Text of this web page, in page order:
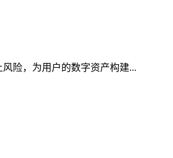
险，为用户的数字资产构建...